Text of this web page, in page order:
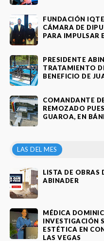
FUNDACIÓN
CÁMARA DE
PARA IMPULSAR
PRESIDENTE
TRATAMIENTO
BENEFICIO DE
COMANDANTE
REMOZADO
GUAROA, EN
LAS DEL MES
LISTA DE OBRAS
ABINADER
MÉDICA
INVESTIGACIÓN
ESTÉTICA EN
LAS VEGAS